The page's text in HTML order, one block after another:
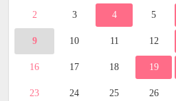
2 3 4 5
9 10 11 12
16 17 18 19
23 24 25 26